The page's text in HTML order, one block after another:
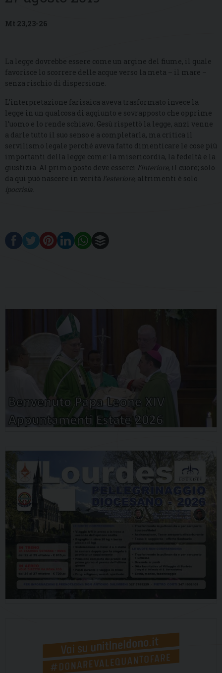
Mt 23,23-26
La legge dovrebbe essere come un argine del fiume, il quale
favorisce lo scorrere delle acque verso la meta – il mare –
senza rischio di dispersione.
L’interpretazione farisaica aveva trasformato invece la
legge in un qualcosa di aggiunto e sovrapposto che opprime
l’uomo e lo rende schiavo. Gesù rispettò la legge, anzi venne
a darle tutto il suo senso e a completarla, ma critica il
servilismo legale perché aveva fatto dimenticare le cose più
importanti della legge come: la misericordia, la fedeltà e la
giustizia. Al primo posto deve esserci l’interiore, il cuore; solo
da qui può nascere in verità l’esteriore, altrimenti è solo
ipocrisia.